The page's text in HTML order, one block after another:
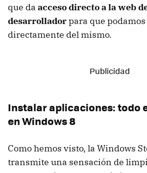
que da acceso directo a la web
desarrolladorpara que
directamente del mismo.
Instalar aplicaciones: todo
en Windows 8
Como hemos visto, la Windows
transmite una sensación de